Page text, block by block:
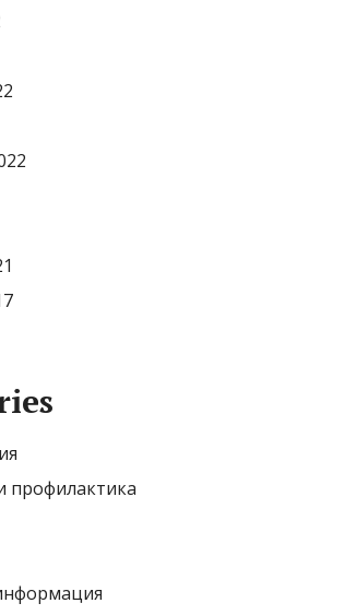
профилактика